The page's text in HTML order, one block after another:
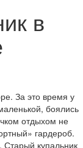
в
За это время у
боялись
отдыхом не
гардероб.
Старый купальник